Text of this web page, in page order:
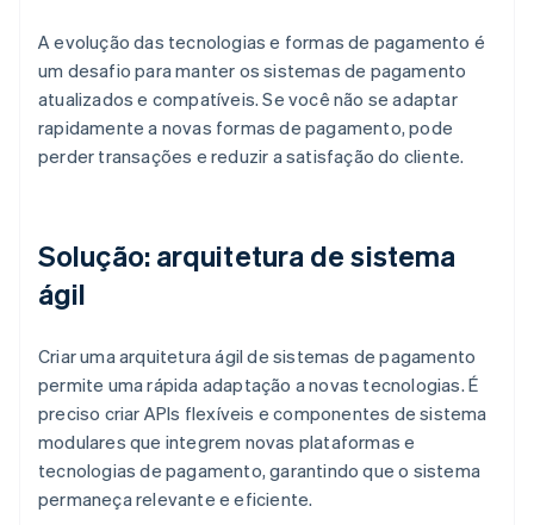
A evolução das tecnologias e formas de pagamento é
um desafio para manter os sistemas de pagamento
atualizados e compatíveis. Se você não se adaptar
rapidamente a novas formas de pagamento, pode
perder transações e reduzir a satisfação do cliente.
Solução: arquitetura de sistema
ágil
Criar uma arquitetura ágil de sistemas de pagamento
permite uma rápida adaptação a novas tecnologias. É
preciso criar APIs flexíveis e componentes de sistema
modulares que integrem novas plataformas e
tecnologias de pagamento, garantindo que o sistema
permaneça relevante e eficiente.